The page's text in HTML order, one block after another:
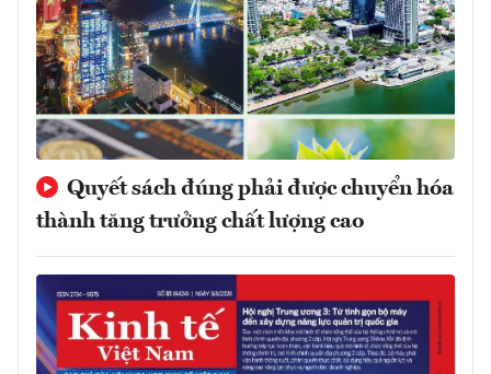
Quyết sách đúng phải được chuyển hóa
thành tăng trưởng chất lượng cao